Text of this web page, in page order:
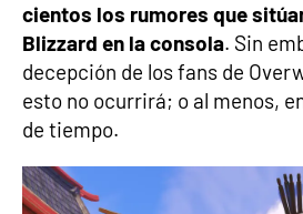
cientos los rumores que
Blizzard en la consola. Sin
decepción de los fans de
esto no ocurrirá; o al menos,
de tiempo.